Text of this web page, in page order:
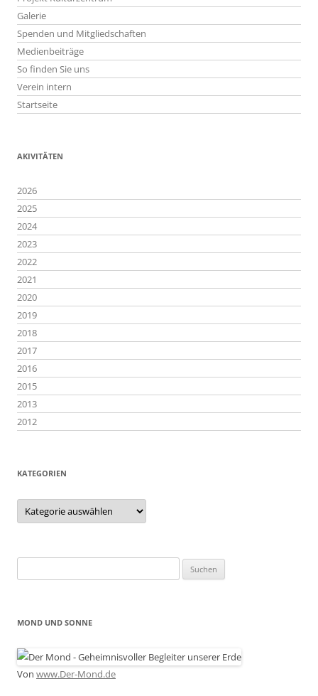
Galerie
Spenden und Mitgliedschaften
Medienbeiträge
So finden Sie uns
Verein intern
Startseite
AKIVITÄTEN
2026
2025
2024
2023
2022
2021
2020
2019
2018
2017
2016
2015
2013
2012
KATEGORIEN
Kategorien
nach:
MOND UND SONNE
Von www.Der-Mond.de